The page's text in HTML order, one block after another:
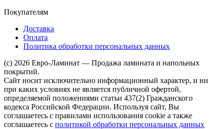
Покупателям
Доставка
Оплата
Политика обработки персональных данных
(c) 2026 Евро-Ламинат — Продажа ламината и напольных
покрытий.
Сайт носит исключительно информационный характер, и ни
при каких условиях не является публичной офертой,
определяемой положениями статьи 437(2) Гражданского
кодекса Российской Федерации. Используя сайт, Вы
соглашаетесь с правилами использования cookie а также
соглашаетесь с политикой обработки персональных данных